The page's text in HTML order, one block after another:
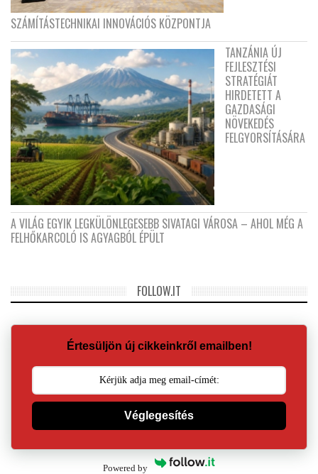
SZÁMÍTÁSTECHNIKAI INNOVÁCIÓS KÖZPONTJA
TANZÁNIA ÚJ
FEJLESZTÉSI
STRATÉGIÁT
HIRDETETT A
GAZDASÁGI
NÖVEKEDÉS
FELGYORSÍTÁSÁRA
A VILÁG EGYIK LEGKÜLÖNLEGESEBB SIVATAGI VÁROSA – AHOL MÉG A
FELHŐKARCOLÓ IS AGYAGBÓL ÉPÜLT
FOLLOW.IT
Értesüljön új cikkeinkről emailben!
Véglegesítés
Powered by